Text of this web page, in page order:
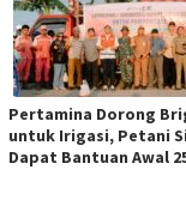
Pertamina Dorong
untuk Irigasi, Petani
Dapat Bantuan Awal